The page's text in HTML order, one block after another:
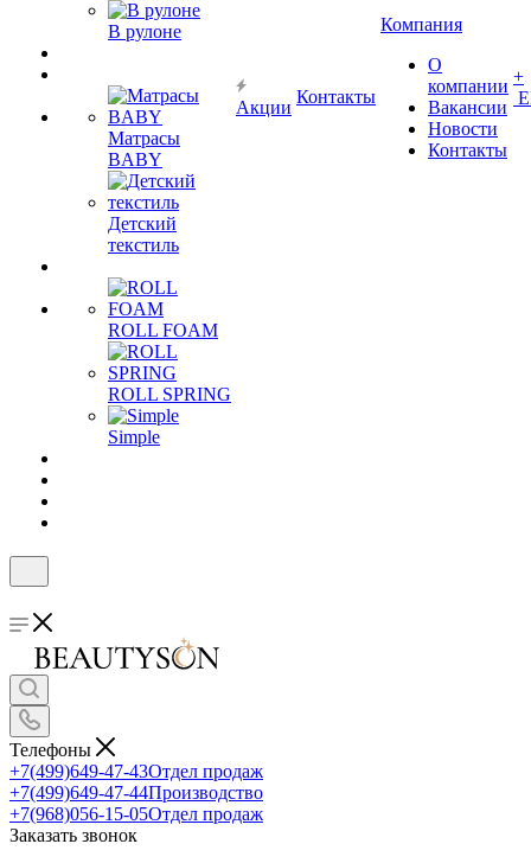
В рулоне
Матрасы
BABY
Детский
текстиль
ROLL FOAM
ROLL SPRING
Simple
Акции
Контакты
Компания
О
компании
Вакансии
Новости
Контакты
+
Телефоны
+7(499)649-47-43Отдел продаж
+7(499)649-47-44Производство
+7(968)056-15-05Отдел продаж
Заказать звонок